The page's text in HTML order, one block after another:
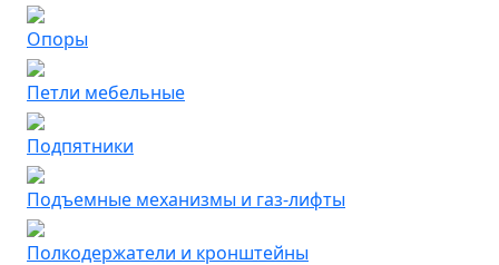
Опоры
Петли мебельные
Подпятники
Подъемные механизмы и газ-лифты
Полкодержатели и кронштейны